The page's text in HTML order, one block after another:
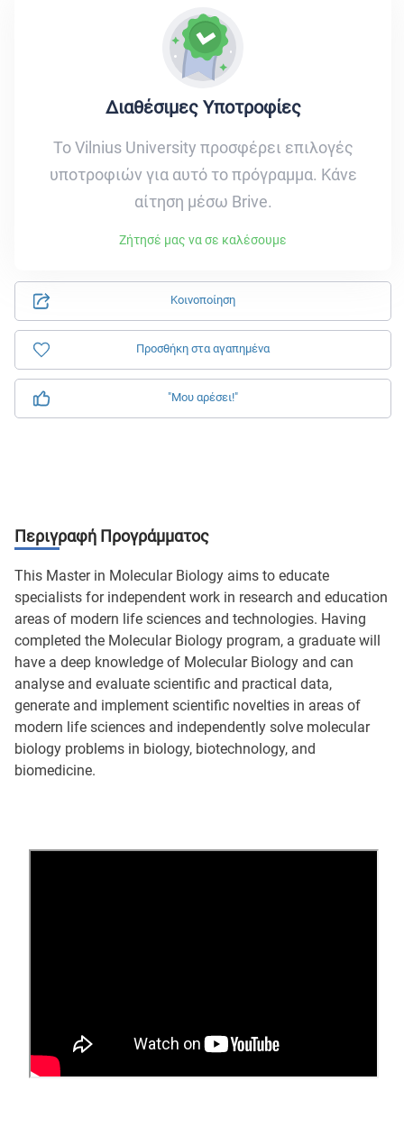
Κοινοποίηση
Προσθήκη στα αγαπημένα
"Μου αρέσει!"
Διαθέσιμες Υποτροφίες
Το Vilnius University προσφέρει επιλογές
υποτροφιών για αυτό το πρόγραμμα. Κάνε
αίτηση μέσω Brive.
Ζήτησέ μας να σε καλέσουμε
Περιγραφή Προγράμματος
This Master in Molecular Biology aims to educate
specialists for independent work in research and education
areas of modern life sciences and technologies. Having
completed the Molecular Biology program, a graduate will
have a deep knowledge of Molecular Biology and can
analyse and evaluate scientific and practical data,
generate and implement scientific novelties in areas of
modern life sciences and independently solve molecular
biology problems in biology, biotechnology, and
biomedicine.